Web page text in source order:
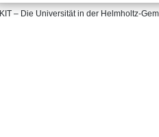
KIT – Die Universität in der Helmholtz-